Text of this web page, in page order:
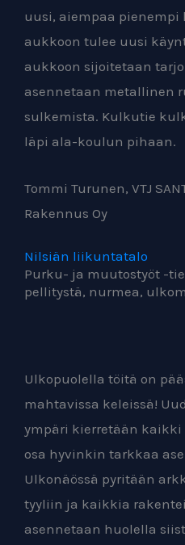
uusi, aiempaa pienempi
aukkoon tulee uusi
aukkoon sijoitetaan
asennetaan metallinen
sulkemista. Kulkutie
läpi ala-koulun pihaan.
Tommi Turunen, VTJ
Rakennus Oy
Nilsiän liikuntatalo
Purku- ja muutostyöt -
pellitystä, nurmea,
Ulkopuolella töitä on
mahtavissa keleissä!
ympäri kierretään
osa hyvinkin tarkkaa
Ulkonäössä pyritään
tyyliin ja kaikkia
asennetaan huolella